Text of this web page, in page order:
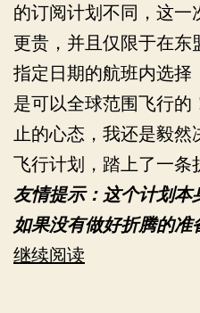
的订阅计划不同，这
更贵，并且仅限于在
指定日期的航班内选择
是可以全球范围飞行的
止的心态，我还是毅
飞行计划，踏上了一
友情提示：这个计划本
如果没有做好折腾的准
继续阅读